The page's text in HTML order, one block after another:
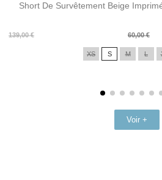
Short De Survêtement Beige
139,00 €
Prix
60,00 €
Prix
XS S M L
Voir +